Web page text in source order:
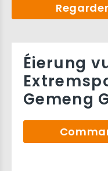
Éierung
Gemeng